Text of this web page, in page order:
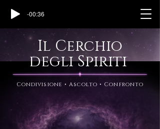
-00:36
Condivisione • Ascolto • Confronto
Il Cerchio
degli Spiriti